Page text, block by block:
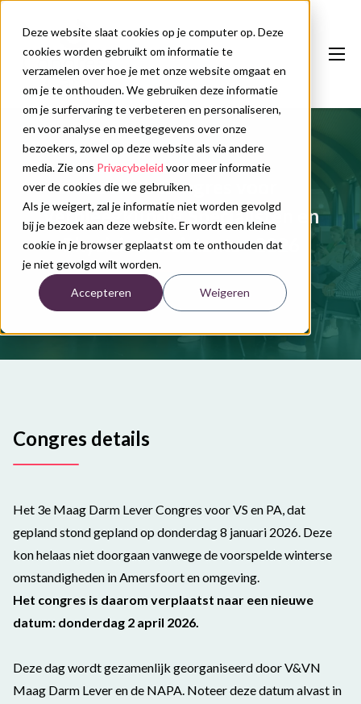
Deze website slaat cookies op je computer op. Deze
cookies worden gebruikt om informatie te
verzamelen over hoe je met onze website omgaat en
om je te onthouden. We gebruiken deze informatie
om je surfervaring te verbeteren en personaliseren,
en voor analyse en meetgegevens over onze
bezoekers, zowel op deze website als via andere
media. Zie ons Privacybeleid voor meer informatie
over de cookies die we gebruiken.
Als je weigert, zal je informatie niet worden gevolgd
bij je bezoek aan deze website. Er wordt een kleine
cookie in je browser geplaatst om te onthouden dat
je niet gevolgd wilt worden.
Accepteren Weigeren
Onze diensten
Congreskalender
Nieuws
Over ons
Contact
Plan uw congres
3e MDL Congres voor
Verpleegkundig Specialisten en
Physician Assistants - 2026
Congres details
Het 3e Maag Darm Lever Congres voor VS en PA, dat
gepland stond gepland op donderdag 8 januari 2026. Deze
kon helaas niet doorgaan vanwege de voorspelde winterse
omstandigheden in Amersfoort en omgeving.
Het congres is daarom verplaatst naar een nieuwe
datum: donderdag 2 april 2026.
Deze dag wordt gezamenlijk georganiseerd door V&VN
Maag Darm Lever en de NAPA. Noteer deze datum alvast in